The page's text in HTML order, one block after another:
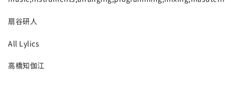
扇谷研人
All Lylics
高橋知伽江